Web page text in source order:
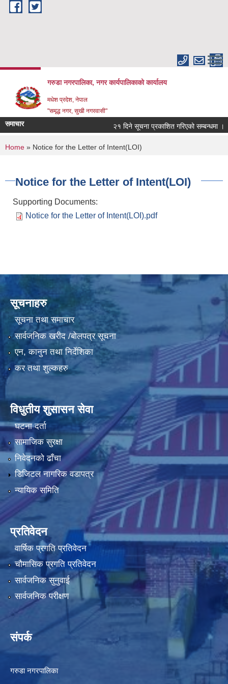
Skip to main content
गरुडा नगरपालिका, नगर कार्यपालिकाको कार्यालय
मधेश प्रदेश, नेपाल
"समृद्ध नगर, सुखी नगरवासी"
समाचार २१ दिने सूचना प्रकाशित गरिएको सम्बन्धमा ।
You are here
Home » Notice for the Letter of Intent(LOI)
Notice for the Letter of Intent(LOI)
Supporting Documents:
Notice for the Letter of Intent(LOI).pdf
सूचनाहरु
सूचना तथा समाचार
सार्वजनिक खरीद /बोलपत्र सूचना
एन, कानुन तथा निर्देशिका
कर तथा शुल्कहरु
विधुतीय शुसासन सेवा
घटना दर्ता
सामाजिक सुरक्षा
निवेदनको ढाँचा
डिजिटल नागरिक वडापत्र
न्यायिक समिति
प्रतिवेदन
वार्षिक प्रगति प्रतिवेदन
चौमासिक प्रगति प्रतिवेदन
सार्वजनिक सुनुवाई
सार्वजनिक परीक्षण
संपर्क
गरुडा नगरपालिका